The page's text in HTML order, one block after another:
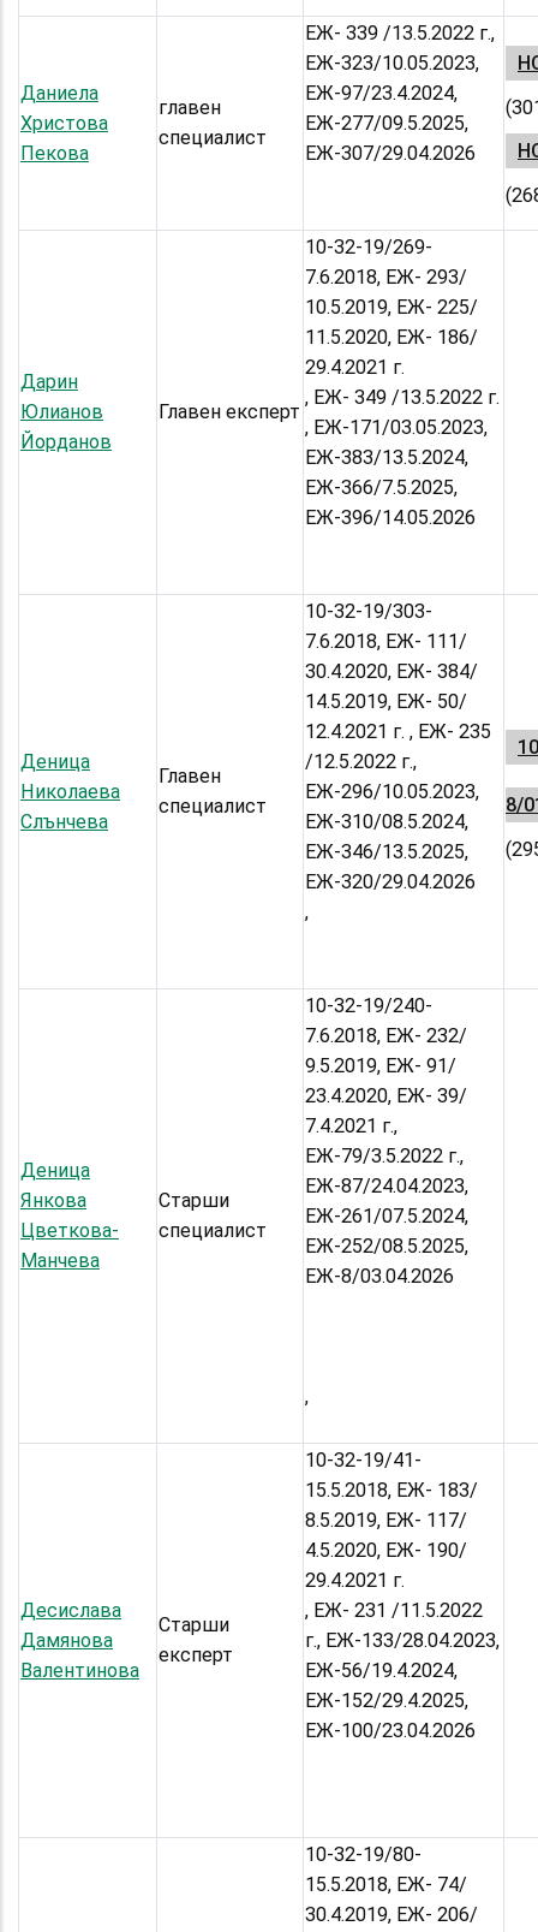
Даниела
Христова
Пекова
главен
специалист
ЕЖ- 339 /13.5.2022 г.,
ЕЖ-323/10.05.2023,
ЕЖ-97/23.4.2024,
ЕЖ-277/09.5.2025,
ЕЖ-307/29.04.2026
Дарин
Юлианов
Йорданов
Главен експерт
10-32-19/269-
7.6.2018, ЕЖ- 293/
10.5.2019, ЕЖ- 225/
11.5.2020, ЕЖ- 186/
29.4.2021 г.
, ЕЖ- 349 /13.5.2022 г.
, ЕЖ-171/03.05.2023,
ЕЖ-383/13.5.2024,
ЕЖ-366/7.5.2025,
ЕЖ-396/14.05.2026
Деница
Николаева
Слънчева
Главен
специалист
10-32-19/303-
7.6.2018, ЕЖ- 111/
30.4.2020, ЕЖ- 384/
14.5.2019, ЕЖ- 50/
12.4.2021 г. , ЕЖ- 235
/12.5.2022 г.,
ЕЖ-296/10.05.2023,
ЕЖ-310/08.5.2024,
ЕЖ-346/13.5.2025,
ЕЖ-320/29.04.2026
,
8/
Деница
Янкова
Цветкова-
Манчева
Старши
специалист
10-32-19/240-
7.6.2018, ЕЖ- 232/
9.5.2019, ЕЖ- 91/
23.4.2020, ЕЖ- 39/
7.4.2021 г.,
ЕЖ-79/3.5.2022 г.,
ЕЖ-87/24.04.2023,
ЕЖ-261/07.5.2024,
ЕЖ-252/08.5.2025,
ЕЖ-8/03.04.2026
,
Десислава
Дамянова
Валентинова
Старши
експерт
10-32-19/41-
15.5.2018, ЕЖ- 183/
8.5.2019, ЕЖ- 117/
4.5.2020, ЕЖ- 190/
29.4.2021 г.
, ЕЖ- 231 /11.5.2022
г., ЕЖ-133/28.04.2023,
ЕЖ-56/19.4.2024,
ЕЖ-152/29.4.2025,
ЕЖ-100/23.04.2026
10-32-19/80-
15.5.2018, ЕЖ- 74/
30.4.2019, ЕЖ- 206/